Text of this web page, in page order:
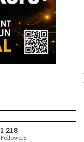
1 218
Followers